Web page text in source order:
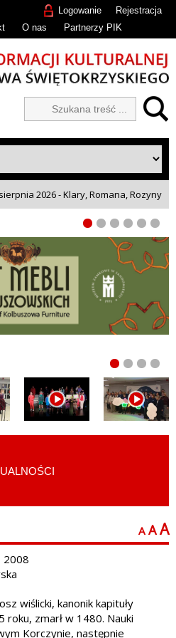
Rejestracja
Logowanie
O nas Partnerzy PIK
2026 - Klary, Romana, Rozyny
A A A
2008
wiślicki, kanonik kapituły
roku, zmarł w 1480. Nauki
Korczynie, następnie